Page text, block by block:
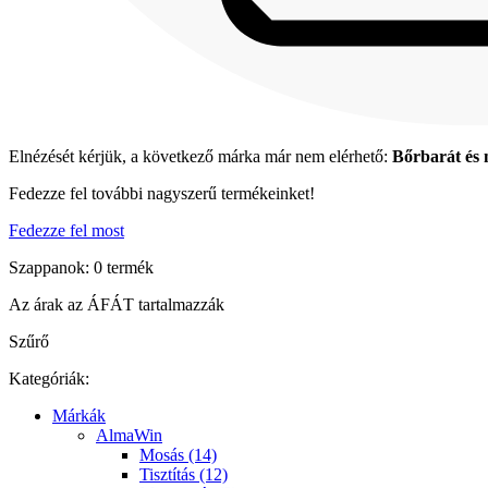
Elnézését kérjük, a következő márka már nem elérhető: Bőrbarát és
Fedezze fel további nagyszerű termékeinket!
Fedezze fel most
Szappanok: 0 termék
Az árak az ÁFÁT tartalmazzák
Szűrő
Kategóriák:
Márkák
AlmaWin
Mosás (14)
Tisztítás (12)